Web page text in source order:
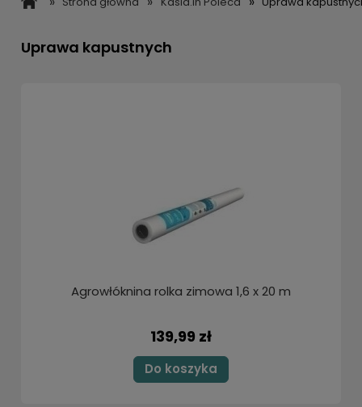
Uprawa kapustnych
Agrowłóknina rolka zimowa 1,6 x 20 m
139,99 zł
Do koszyka